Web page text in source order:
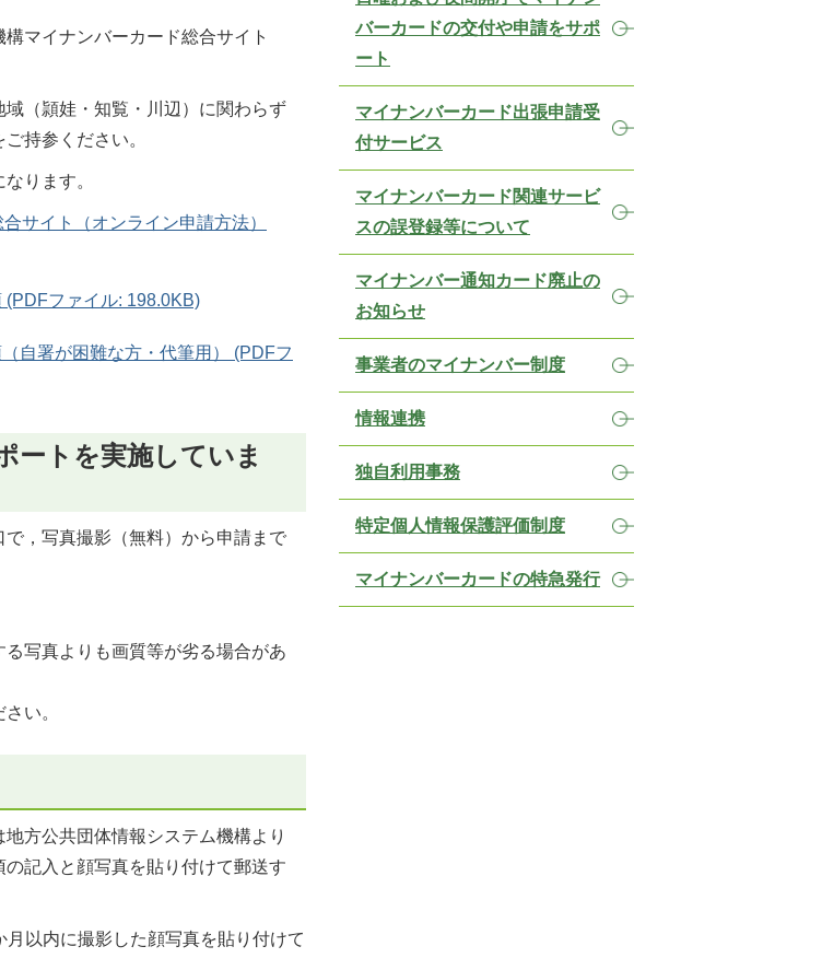
マイナンバーカード総合サイト
域（頴娃・知覧・川辺）に関わらず
持参ください。
ります。
サイト（オンライン申請方法）
ファイル: 198.0KB)
自署が困難な方・代筆用） (PDFフ
ートを実施していま
，写真撮影（無料）から申請まで
写真よりも画質等が劣る場合があ
い。
方公共団体情報システム機構より
記入と顔写真を貼り付けて郵送す
以内に撮影した顔写真を貼り付けて
バーカードの交付や申請をサポ
ート
マイナンバーカード出張申請受
付サービス
マイナンバーカード関連サービ
スの誤登録等について
マイナンバー通知カード廃止の
お知らせ
事業者のマイナンバー制度
情報連携
独自利用事務
特定個人情報保護評価制度
マイナンバーカードの特急発行